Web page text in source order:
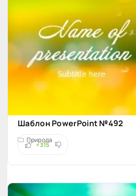
Шаблон PowerPoint №492
Природа
+315